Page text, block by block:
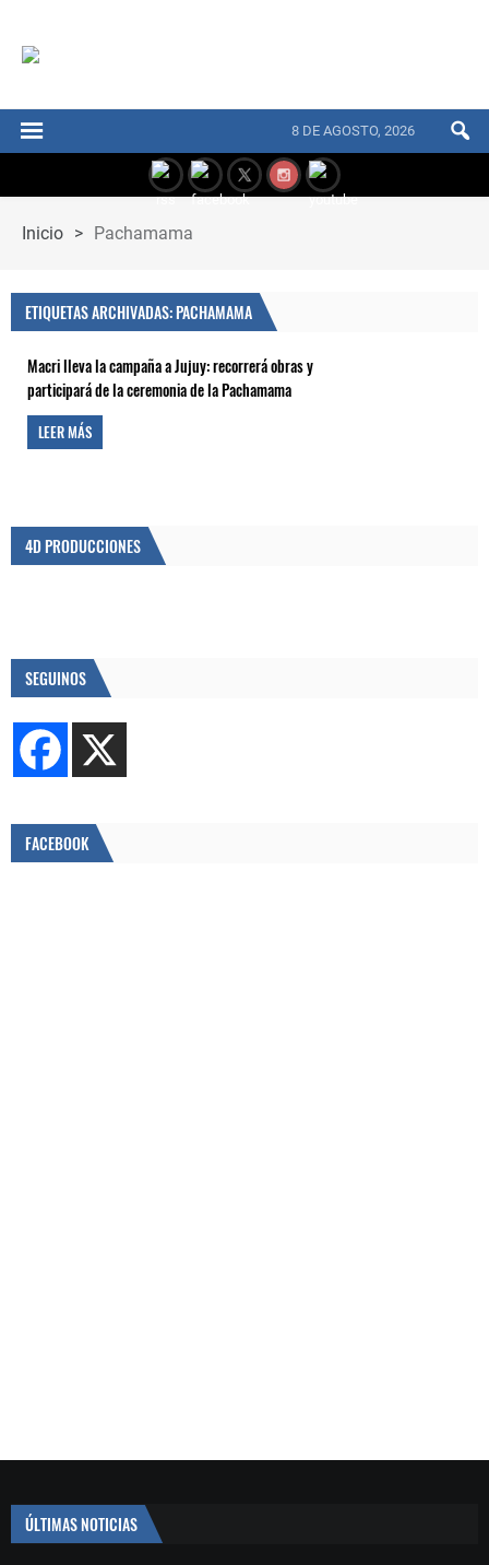
8 DE AGOSTO, 2026
Inicio > Pachamama
ETIQUETAS ARCHIVADAS: PACHAMAMA
Macri lleva la campaña a Jujuy: recorrerá obras y
participará de la ceremonia de la Pachamama
LEER MÁS
4D PRODUCCIONES
SEGUINOS
FACEBOOK
ÚLTIMAS NOTICIAS